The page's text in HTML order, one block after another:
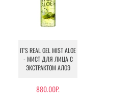
IT'S REAL GEL MIST ALOE
- МИСТ ДЛЯ ЛИЦА С
ЭКСТРАКТОМ АЛОЭ
880.00Р.